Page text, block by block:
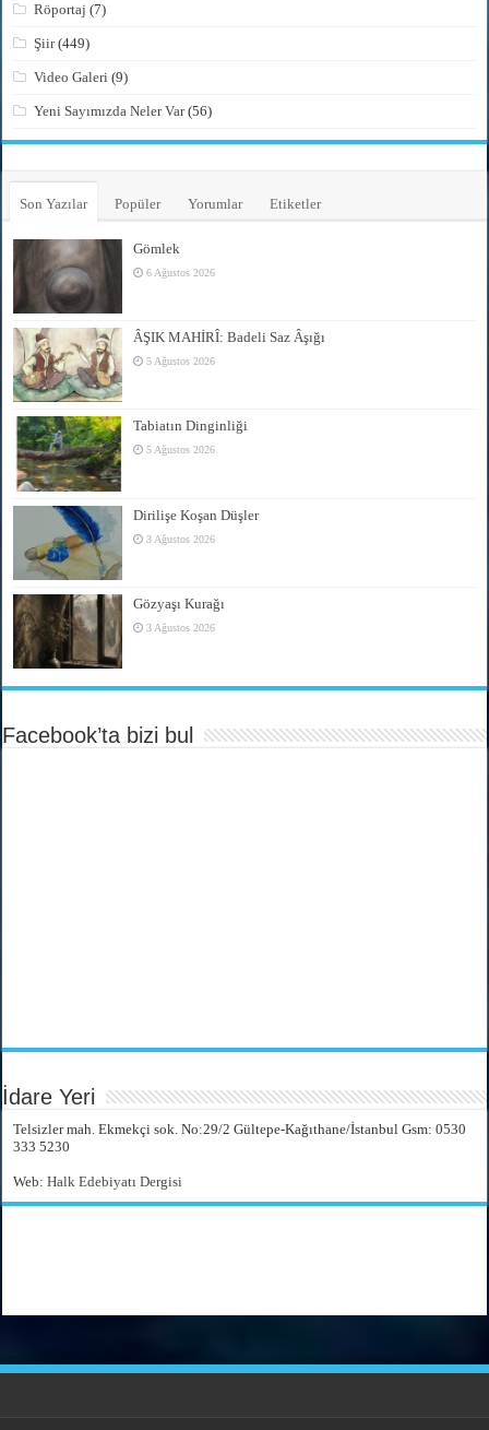
Röportaj (7)
Şiir(449)
Video Galeri (9)
Yeni Sayımızda Neler Var(56)
Son Yazılar Popüler Yorumlar Etiketler
Gömlek
6 Ağustos 2026
ÂŞIK MAHİRÎ: Badeli Saz Âşığı
5 Ağustos 2026
Tabiatın Dinginliği
5 Ağustos 2026
Dirilişe Koşan Düşler
3 Ağustos 2026
Gözyaşı Kurağı
3 Ağustos 2026
Facebook’ta bizi bul
İdare Yeri
Telsizler mah. Ekmekçi sok. No:29/2 Gültepe-Kağıthane/İstanbul Gsm: 0530
333 5230
Web:Halk Edebiyatı Dergisi